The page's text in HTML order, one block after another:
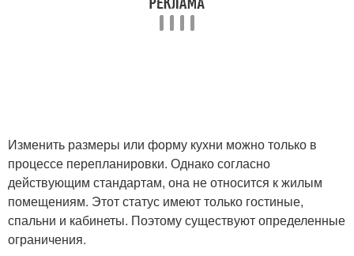
Изменить размеры или форму кухни можно только в
процессе перепланировки. Однако согласно
действующим стандартам, она не относится к жилым
помещениям. Этот статус имеют только гостиные,
спальни и кабинеты. Поэтому существуют определенные
ограничения.